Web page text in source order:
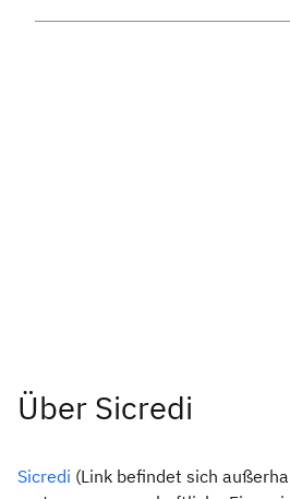
Über Sicredi
Sicredi (Link befindet sich